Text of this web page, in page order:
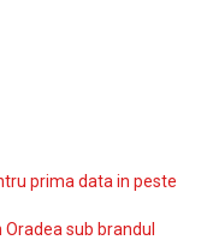
prima data in peste
sub brandul